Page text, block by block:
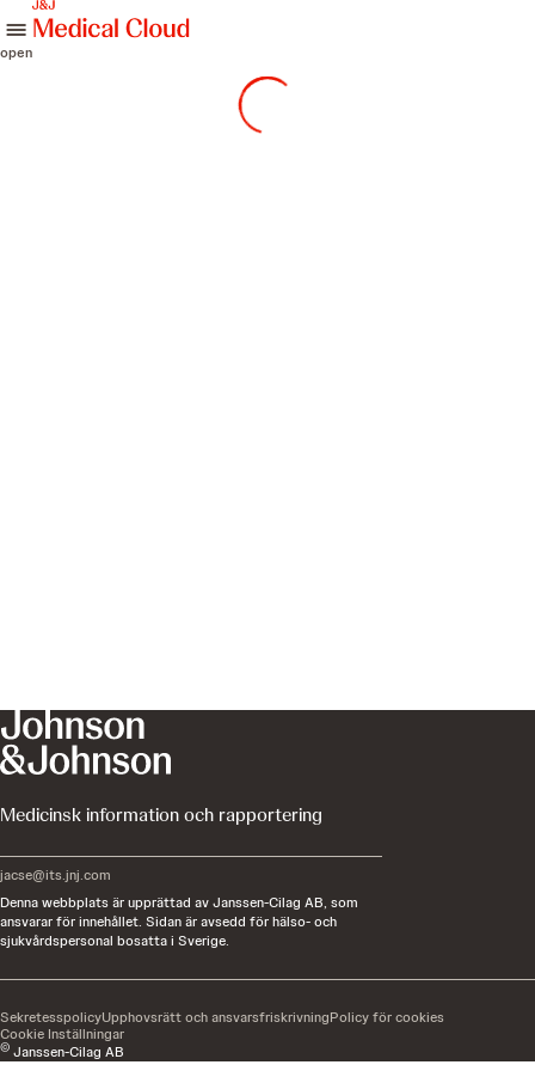
open
Medicinsk information och rapportering
jacse@its.jnj.com
Denna webbplats är upprättad av Janssen-Cilag AB, som
ansvarar för innehållet. Sidan är avsedd för hälso- och
sjukvårdspersonal bosatta i Sverige.
© Janssen-Cilag AB
SekretesspolicyUpphovsrätt och ansvarsfriskrivningPolicy för cookies
Cookie Inställningar